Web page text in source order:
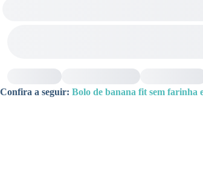
Confira a seguir: Bolo de banana fit sem farinha